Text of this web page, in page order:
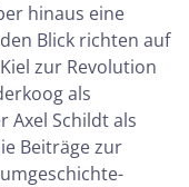
hinaus eine
Blick richten auf
zur Revolution
als
Axel Schildt als
Beiträge zur